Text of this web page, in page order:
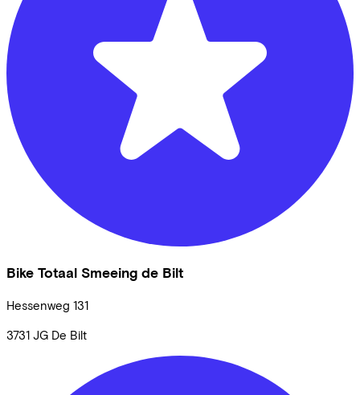
Bike Totaal Smeeing de Bilt
Hessenweg 131
3731 JG De Bilt